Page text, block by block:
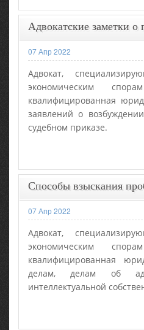
Адвокатские заметки о
07 Апр 2022
Адвокат,
экономическим
квалифицированная
заявлений о
судебном приказе.
Способы взыскания
07 Апр 2022
Адвокат,
экономическим
квалифицированная
делам, делам об
интеллектуальной